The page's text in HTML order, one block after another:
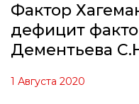
Фактор
дефицит
Дементьева
1 Августа 2020